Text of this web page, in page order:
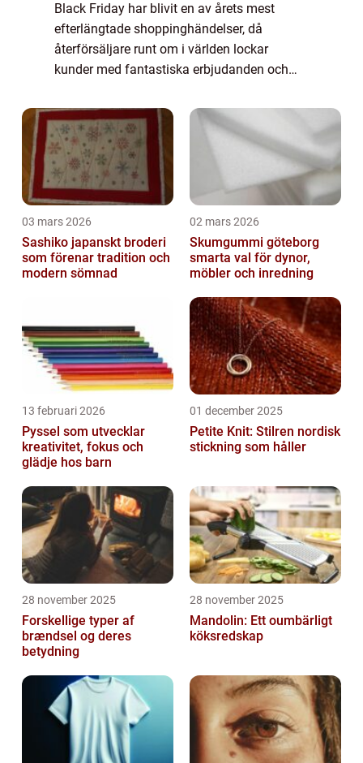
Black Friday har blivit en av årets mest
efterlängtade shoppinghändelser, då
återförsäljare runt om i världen lockar
kunder med fantastiska erbjudanden och
2023 och vad kan vi förvänta oss av denna
shoppin...
03 mars 2026
Sashiko japanskt broderi
som förenar tradition och
modern sömnad
02 mars 2026
Skumgummi göteborg
smarta val för dynor,
möbler och inredning
13 februari 2026
Pyssel som utvecklar
kreativitet, fokus och
glädje hos barn
01 december 2025
Petite Knit: Stilren nordisk
stickning som håller
28 november 2025
Forskellige typer af
brændsel og deres
betydning
28 november 2025
Mandolin: Ett oumbärligt
köksredskap